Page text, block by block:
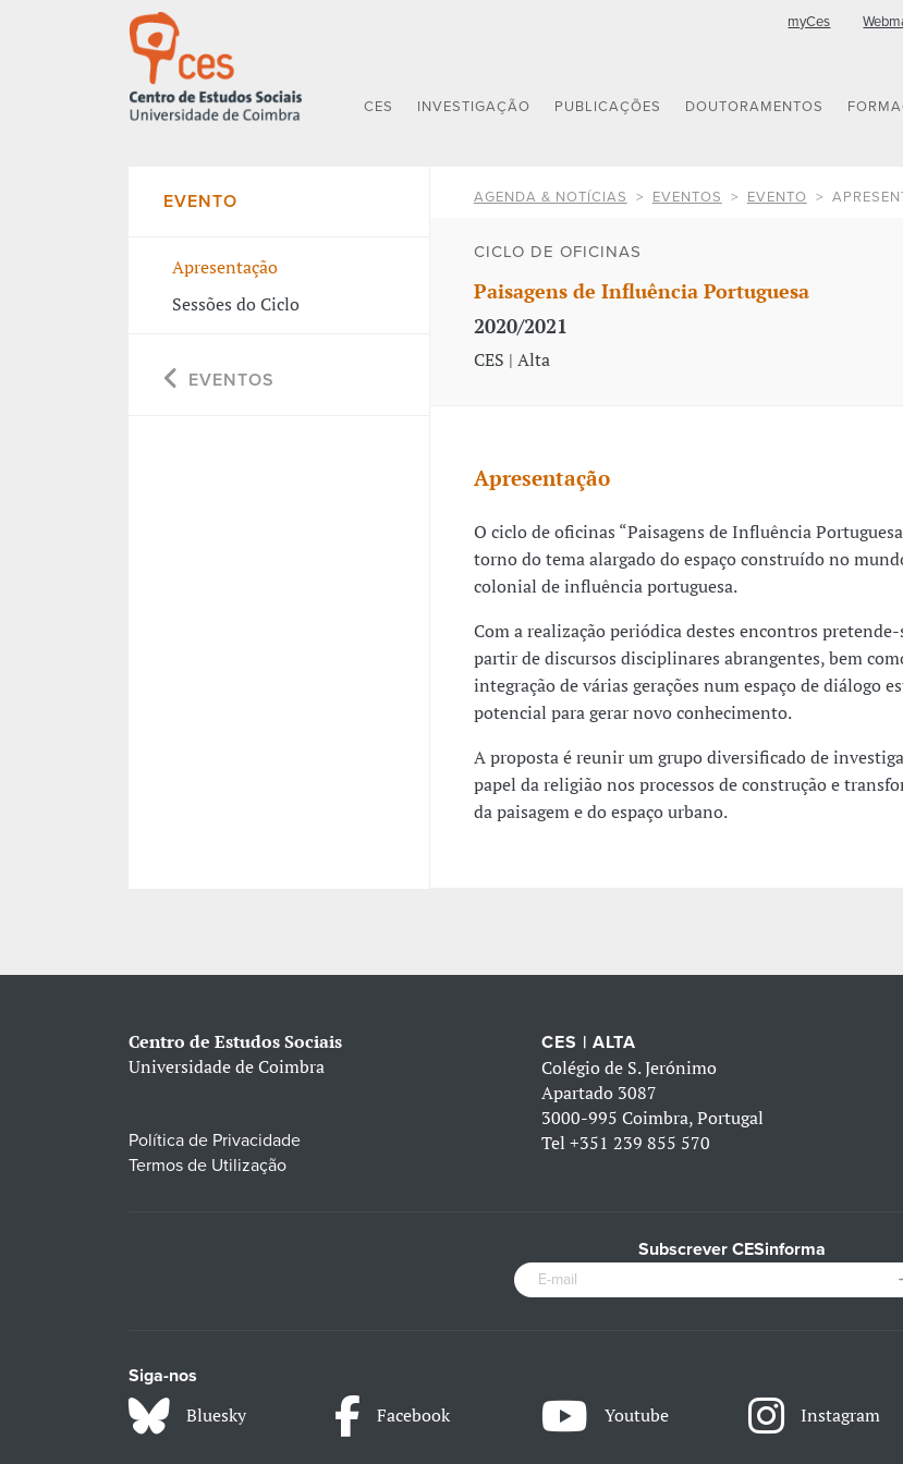
myCes
CES INVESTIGAÇÃO PUBLICAÇÕES DOUTORAMENTOS
EVENTO
Apresentação
Sessões do Ciclo
EVENTOS
AGENDA & NOTÍCIAS EVENTOS EVENTO
CICLO DE OFICINAS
Paisagens de Influência Portuguesa
2020/2021
CES | Alta
Apresentação
O ciclo de oficinas “Paisagens de Influência
torno do tema alargado do espaço construído no
colonial de influência portuguesa.
Com a realização periódica destes encontros
partir de discursos disciplinares abrangentes, bem
integração de várias gerações num espaço de diálogo
potencial para gerar novo conhecimento.
A proposta é reunir um grupo diversificado de
papel da religião nos processos de construção e
da paisagem e do espaço urbano.
Centro de Estudos Sociais
Universidade de Coimbra
Política de Privacidade
Termos de Utilização
CES | ALTA
Colégio de S. Jerónimo
Apartado 3087
3000-995 Coimbra, Portugal
Tel+351 239 855 570
Subscrever CESinforma
Siga-nos
Bluesky Facebook Youtube Instagram